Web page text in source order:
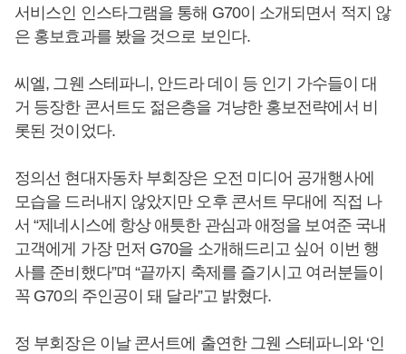
서비스인 인스타그램을 통해 G70이 소개되면서 적지 않
은 홍보효과를 봤을 것으로 보인다.
씨엘, 그웬 스테파니, 안드라 데이 등 인기 가수들이 대
거 등장한 콘서트도 젊은층을 겨냥한 홍보전략에서 비
롯된 것이었다.
정의선 현대자동차 부회장은 오전 미디어 공개행사에
모습을 드러내지 않았지만 오후 콘서트 무대에 직접 나
서 “제네시스에 항상 애틋한 관심과 애정을 보여준 국내
고객에게 가장 먼저 G70을 소개해드리고 싶어 이번 행
사를 준비했다”며 “끝까지 축제를 즐기시고 여러분들이
꼭 G70의 주인공이 돼 달라”고 밝혔다.
정 부회장은 이날 콘서트에 출연한 그웬 스테파니와 ‘인